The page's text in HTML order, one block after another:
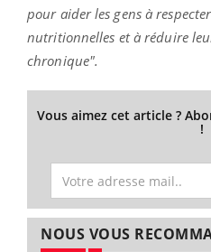
pour aider les gens à
nutritionnelles et à réduire
chronique".
Vous aimez cet article ?
!
NOUS VOUS